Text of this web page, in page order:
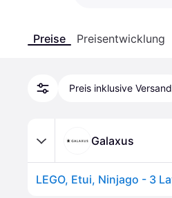
Preise Preisentwicklung
Preis inklusive Versand
Galaxus